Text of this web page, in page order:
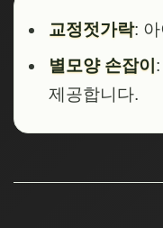
교정젓가락:
별모양 손잡이
제공합니다.